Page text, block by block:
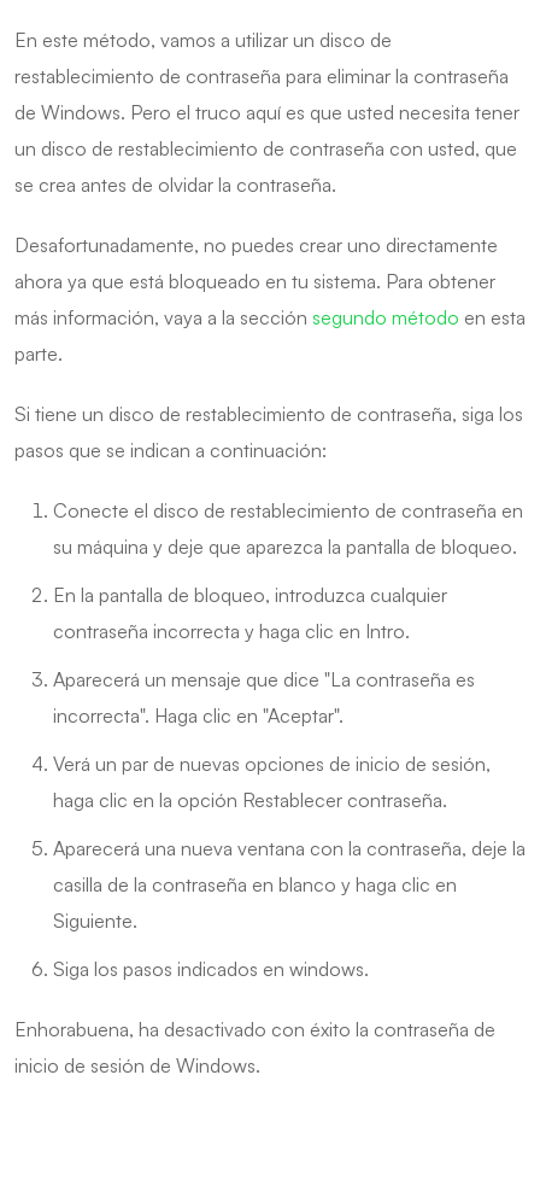
En este método, vamos a utilizar un disco de
restablecimiento de contraseña para eliminar la contraseña
de Windows. Pero el truco aquí es que usted necesita tener
un disco de restablecimiento de contraseña con usted, que
se crea antes de olvidar la contraseña.
Desafortunadamente, no puedes crear uno directamente
ahora ya que está bloqueado en tu sistema. Para obtener
más información, vaya a la sección segundo método en esta
parte.
Si tiene un disco de restablecimiento de contraseña, siga los
pasos que se indican a continuación:
Conecte el disco de restablecimiento de contraseña en
su máquina y deje que aparezca la pantalla de bloqueo.
En la pantalla de bloqueo, introduzca cualquier
contraseña incorrecta y haga clic en Intro.
Aparecerá un mensaje que dice "La contraseña es
incorrecta". Haga clic en "Aceptar".
Verá un par de nuevas opciones de inicio de sesión,
haga clic en la opción Restablecer contraseña.
Aparecerá una nueva ventana con la contraseña, deje la
casilla de la contraseña en blanco y haga clic en
Siguiente.
Siga los pasos indicados en windows.
Enhorabuena, ha desactivado con éxito la contraseña de
inicio de sesión de Windows.